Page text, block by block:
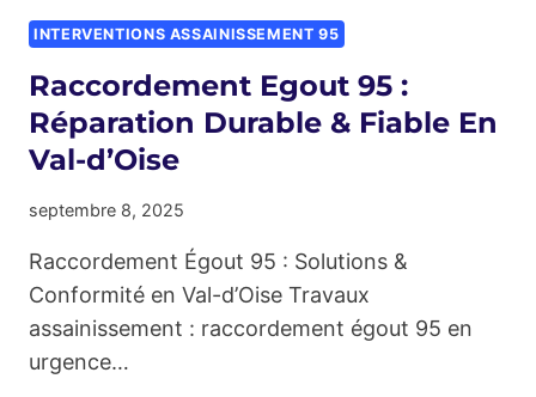
INTERVENTIONS ASSAINISSEMENT 95
Raccordement Egout 95 :
Réparation Durable & Fiable En
Val-d’Oise
septembre 8, 2025
Raccordement Égout 95 : Solutions &
Conformité en Val-d’Oise Travaux
assainissement : raccordement égout 95 en
urgence…